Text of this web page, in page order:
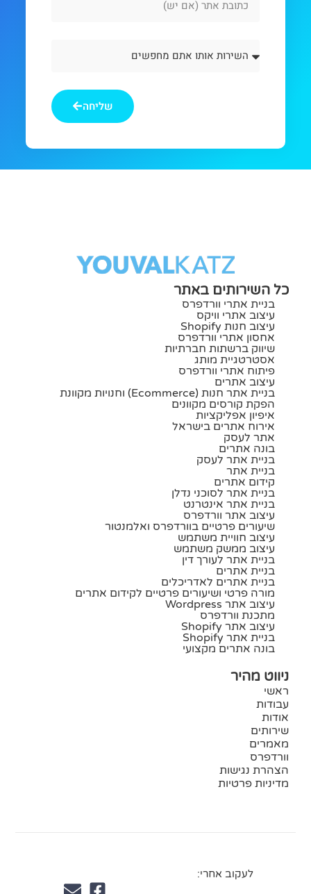
Url
אותו
שליחה
כל השירותים באתר
בניית אתרי וורדפרס
עיצוב אתרי וויקס
עיצוב חנות Shopify
אחסון אתרי וורדפרס
שיווק ברשתות חברתיות
אסטרטגיית מותג
פיתוח אתרי וורדפרס
עיצוב אתרים
בניית אתר חנות (ecommerce) וחנויות מקוונת
הפקת קורסים מקוונים
איפיון אפליקציות
אירוח אתרים בישראל
אתר לעסק
בונה אתרים
בניית אתר לעסק
בניית אתר
קידום אתרים
בניית אתר לסוכני נדלן
בניית אתר אינטרנט
עיצוב אתר וורדפרס
שיעורים פרטיים בוורדפרס ואלמנטור
עיצוב חוויית משתמש
עיצוב ממשק משתמש
בניית אתר לעורך דין
בניית אתרים
בניית אתרים לאדריכלים
מורה פרטי ושיעורים פרטיים לקידום אתרים
עיצוב אתר Wordpress
מתכנת וורדפרס
עיצוב אתר Shopify
בניית אתר Shopify
בונה אתרים מקצועי
ניווט מהיר
ראשי
עבודות
אודות
שירותים
מאמרים
וורדפרס
הצהרת נגישות
מדיניות פרטיות
לעקוב אחרי: